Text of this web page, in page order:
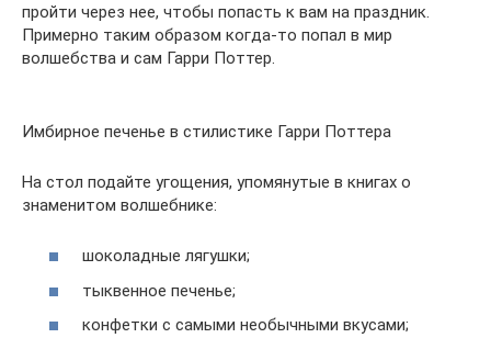
пройти через нее, чтобы попасть к вам на праздник.
Примерно таким образом когда-то попал в мир
волшебства и сам Гарри Поттер.
Имбирное печенье в стилистике Гарри Поттера
На стол подайте угощения, упомянутые в книгах о
знаменитом волшебнике:
шоколадные лягушки;
тыквенное печенье;
конфетки с самыми необычными вкусами;